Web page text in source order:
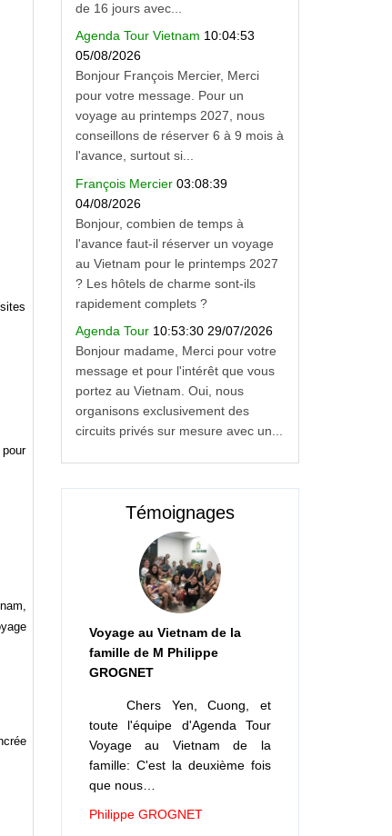
de 16 jours avec...
Agenda Tour Vietnam 10:04:53
05/08/2026
Bonjour François Mercier, Merci
pour votre message. Pour un
voyage au printemps 2027, nous
conseillons de réserver 6 à 9 mois à
l'avance, surtout si...
François Mercier 03:08:39
04/08/2026
Bonjour, combien de temps à
l'avance faut-il réserver un voyage
au Vietnam pour le printemps 2027
? Les hôtels de charme sont-ils
rapidement complets ?
Agenda Tour 10:53:30 29/07/2026
Bonjour madame, Merci pour votre
message et pour l'intérêt que vous
portez au Vietnam. Oui, nous
organisons exclusivement des
circuits privés sur mesure avec un...
Témoignages
Voyage au Vietnam de la
famille de M Philippe
GROGNET
Chers Yen, Cuong, et
toute l'équipe d'Agenda Tour
Voyage au Vietnam de la
famille: C'est la deuxième fois
que nous…
Philippe GROGNET